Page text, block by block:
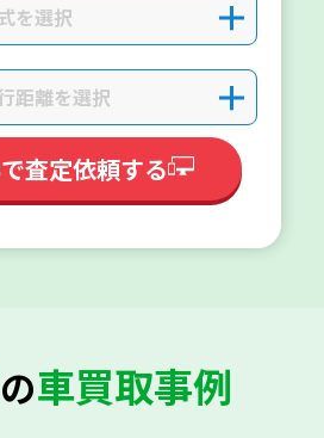
を選択 ＋
距離を選択 ＋
査定依頼する
の車買取事例